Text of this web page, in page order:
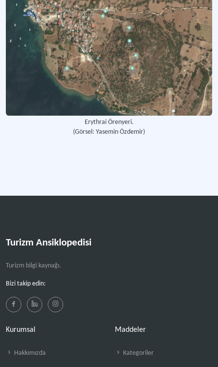
Erythrai Örenyeri.
(Görsel: Yasemin Özdemir)
Turizm Ansiklopedisi
Turizm bilgi kaynağı.
Bizi takip edin:
Kurumsal
Hakkımızda
Maddeler
Kategoriler